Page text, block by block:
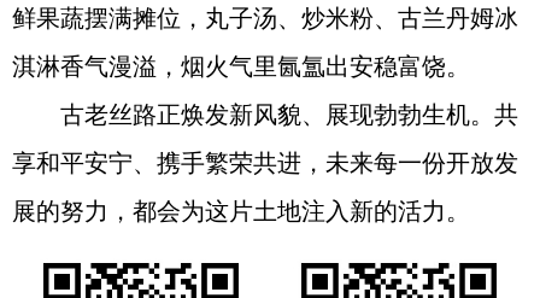
鲜果蔬摆满摊位，丸子汤、炒米粉、古兰丹姆冰
淇淋香气漫溢，烟火气里氤氲出安稳富饶。
古老丝路正焕发新风貌、展现勃勃生机。共
享和平安宁、携手繁荣共进，未来每一份开放发
展的努力，都会为这片土地注入新的活力。